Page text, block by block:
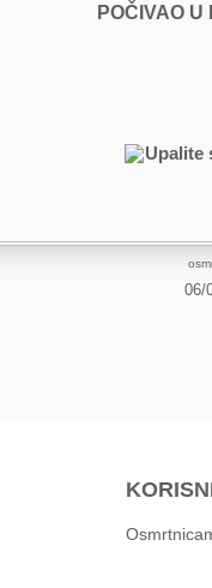
POČIVAO U
Upalite
06/